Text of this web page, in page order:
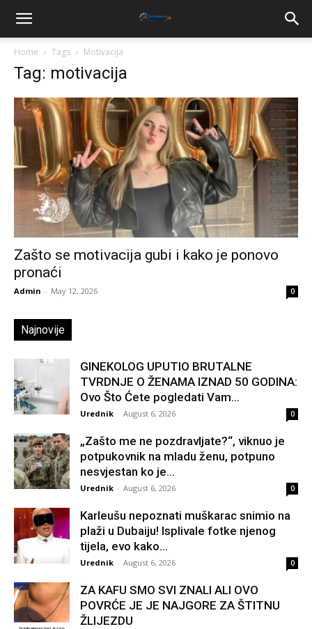
Home Tags Motivacija
Tag: motivacija
Zašto se motivacija gubi i kako je ponovo
pronaći
Admin - May 12, 2026 0
Najnovije
GINEKOLOG UPUTIO BRUTALNE
TVRDNJE O ŽENAMA IZNAD 50 GODINA:
Ovo Što Ćete pogledati Vam...
Urednik - August 6, 2026 0
„Zašto me ne pozdravljate?“, viknuo je
potpukovnik na mladu ženu, potpuno
nesvjestan ko je...
Urednik - August 6, 2026 0
Karleušu nepoznati muškarac snimio na
plaži u Dubaiju! Isplivale fotke njenog
tijela, evo kako...
Urednik - August 6, 2026 0
ZA KAFU SMO SVI ZNALI ALI OVO
POVRĆE JE JE NAJGORE ZA ŠTITNU
ŽLIJEZDU